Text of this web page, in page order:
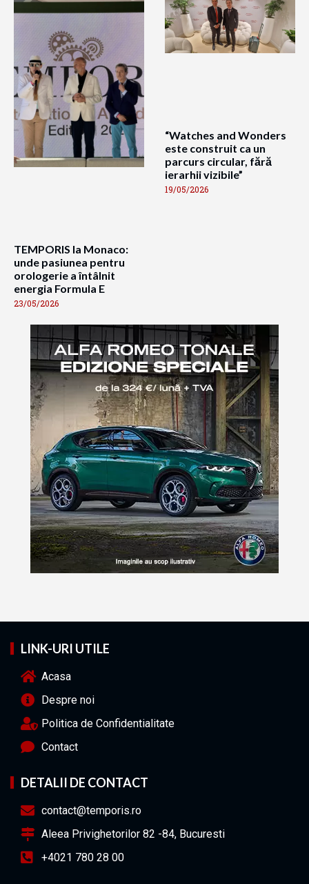
TEMPORIS la Monaco:
unde pasiunea pentru
orologerie a întâlnit
energia Formula E
23/05/2026
“Watches and Wonders
este construit ca un
parcurs circular, fără
ierarhii vizibile”
19/05/2026
LINK-URI UTILE
Acasa
Despre noi
Politica de Confidentialitate
Contact
DETALII DE CONTACT
contact@temporis.ro
Aleea Privighetorilor 82 -84, Bucuresti
+4021 780 28 00